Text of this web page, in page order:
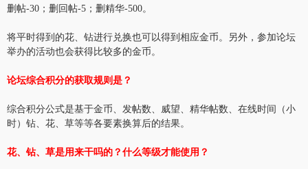
删帖-30；删回帖-5；删精华-500。
将平时得到的花、钻进行兑换也可以得到相应金币。另外，参加论坛
举办的活动也会获得比较多的金币。
论坛综合积分的获取规则是？
综合积分公式是基于金币、发帖数、威望、精华帖数、在线时间（小
时）钻、花、草等等各要素换算后的结果。
花、钻、草是用来干吗的？什么等级才能使用？